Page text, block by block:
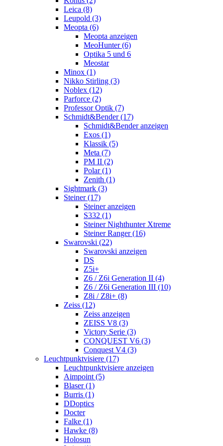
Leica (8)
Leupold (3)
Meopta (6)
Meopta anzeigen
MeoHunter (6)
Optika 5 und 6
Meostar
Minox (1)
Nikko Stirling (3)
Noblex (12)
Parforce (2)
Professor Optik (7)
Schmidt&Bender (17)
Schmidt&Bender anzeigen
Exos (1)
Klassik (5)
Meta (7)
PM II (2)
Polar (1)
Zenith (1)
Sightmark (3)
Steiner (17)
Steiner anzeigen
S332 (1)
Steiner Nighthunter Xtreme
Steiner Ranger (16)
Swarovski (22)
Swarovski anzeigen
DS
Z5i+
Z6 / Z6i Generation II (4)
Z6 / Z6i Generation III (10)
Z8i / Z8i+ (8)
Zeiss (12)
Zeiss anzeigen
ZEISS V8 (3)
Victory Serie (3)
CONQUEST V6 (3)
Conquest V4 (3)
Leuchtpunktvisiere (17)
Leuchtpunktvisiere anzeigen
Aimpoint (5)
Blaser (1)
Burris (1)
DDoptics
Docter
Falke (1)
Hawke (8)
Holosun